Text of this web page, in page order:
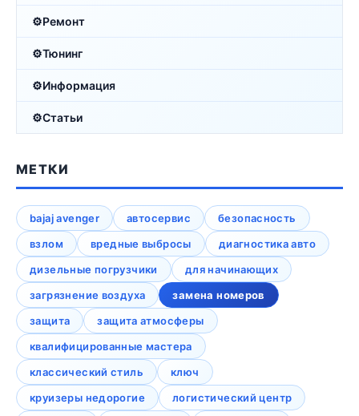
Ремонт
Тюнинг
Информация
Статьи
МЕТКИ
bajaj avenger автосервис
безопасность
взлом
вредные выбросы
диагностика авто
дизельные погрузчики
для начинающих
загрязнение воздуха
замена номеров
защита
защита атмосферы
квалифицированные мастера
классический стиль
ключ
круизеры недорогие
логистический центр